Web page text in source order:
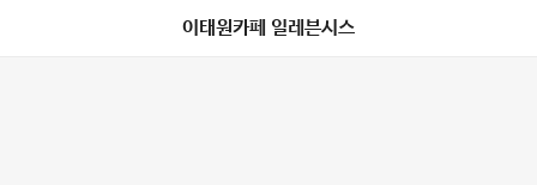
이태원카페 일레븐시스